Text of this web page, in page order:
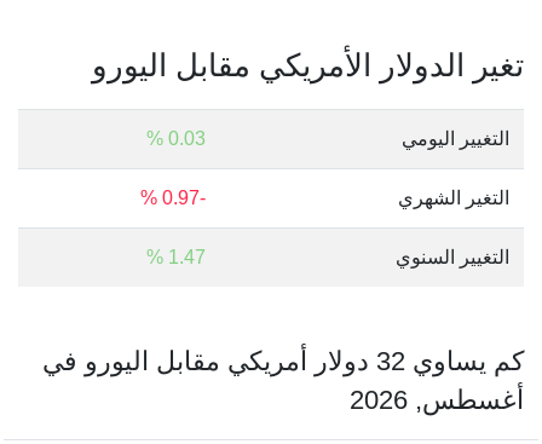
تغير الدولار الأمريكي مقابل اليورو
التغيير اليومي 0.03 %
التغير الشهري -0.97 %
التغيير السنوي 1.47 %
كم يساوي 32 دولار أمريكي مقابل اليورو في
أغسطس, 2026